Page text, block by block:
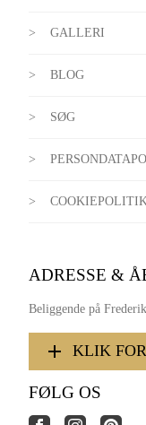
GALLERI
BLOG
SØG
COOKIEPOLITIK
ADRESSE &
Beliggende på
KLIK
FØLG OS